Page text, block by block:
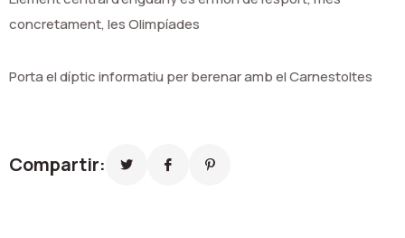
concretament, les Olimpíades
Porta el díptic informatiu per berenar amb el Carnestoltes
Compartir: